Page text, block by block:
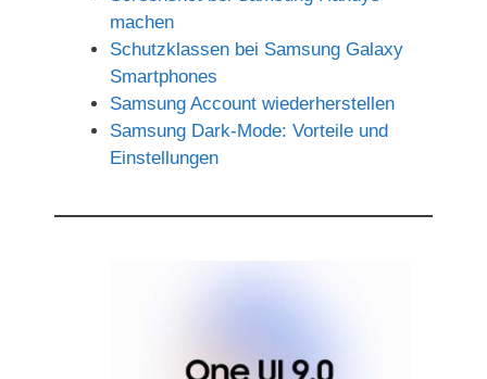
machen
Schutzklassen bei Samsung Galaxy
Smartphones
Samsung Account wiederherstellen
Samsung Dark-Mode: Vorteile und
Einstellungen